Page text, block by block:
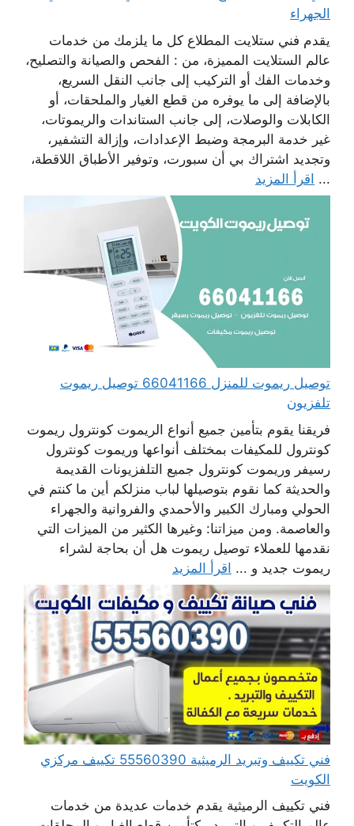
الجهراء
يقدم فني ستلايت المطلاع كل ما يلزمك من خدمات
عالم الستلايت المميزة، من : الفحص والصيانة والتصليح،
وخدمات الفك أو التركيب إلى جانب النقل السريع،
بالإضافة إلى ما يوفره من قطع الغيار والملحقات، أو
الكابلات والوصلات، إلى جانب الستاندات والريموتات،
غير خدمة البرمجة وضبط الإعدادات، وإزالة التشفير،
وتجديد اشتراك بي أن سبورت، وتوفير الأطباق اللاقطة،
... اقرأ المزيد
توصيل ريموت للمنزل 66041166 توصيل ريموت
تلفزيون
فريقنا يقوم بتأمين جميع أنواع الريموت كونترول ريموت
كونترول للمكيفات بمختلف أنواعها وريموت كونترول
رسيفر وريموت كونترول جميع التلفزيونات القديمة
والحديثة كما نقوم بتوصيلها لباب منزلكم أين ما كنتم في
الحولي ومبارك الكبير والأحمدي والفروانية والجهراء
والعاصمة. ومن ميزاتنا: وغيرها الكثير من الميزات التي
نقدمها للعملاء توصيل ريموت هل أن بحاجة لشراء
ريموت جديد و ... اقرأ المزيد
فني تكييف وتبريد الرميثية 55560390 تكييف مركزي
الكويت
فني تكييف الرميثية يقدم خدمات عديدة من خدمات